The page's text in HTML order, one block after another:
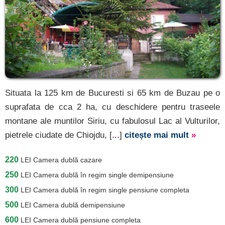
Situata la 125 km de Bucuresti si 65 km de Buzau pe o
suprafata de cca 2 ha, cu deschidere pentru traseele
montane ale muntilor Siriu, cu fabulosul Lac al Vulturilor,
pietrele ciudate de Chiojdu, [...] citește mai mult »
220 LEI Camera dublă cazare
250 LEI Camera dublă în regim single demipensiune
300 LEI Camera dublă în regim single pensiune completa
500 LEI Camera dublă demipensiune
600 LEI Camera dublă pensiune completa